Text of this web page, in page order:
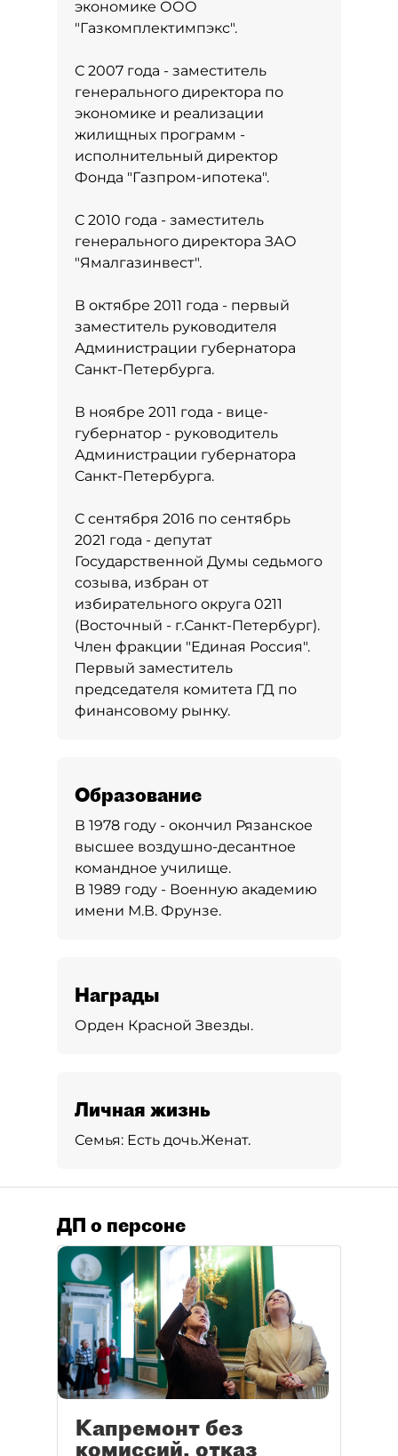
экономике ООО
"Газкомплектимпэкс".
С 2007 года - заместитель
генерального директора по
экономике и реализации
жилищных программ -
исполнительный директор
Фонда "Газпром-ипотека".
С 2010 года - заместитель
генерального директора ЗАО
"Ямалгазинвест".
В октябре 2011 года - первый
заместитель руководителя
Администрации губернатора
Санкт-Петербурга.
В ноябре 2011 года - вице-
губернатор - руководитель
Администрации губернатора
Санкт-Петербурга.
С сентября 2016 по сентябрь
2021 года - депутат
Государственной Думы седьмого
созыва, избран от
избирательного округа 0211
(Восточный - г.Санкт-Петербург).
Член фракции "Единая Россия".
Первый заместитель
председателя комитета ГД по
финансовому рынку.
Образование
В 1978 году - окончил Рязанское
высшее воздушно-десантное
командное училище.
В 1989 году - Военную академию
имени М.В. Фрунзе.
Награды
Орден Красной Звезды.
Личная жизнь
Семья: Есть дочь.Женат.
ДП о персоне
Капремонт без
комиссий, отказ